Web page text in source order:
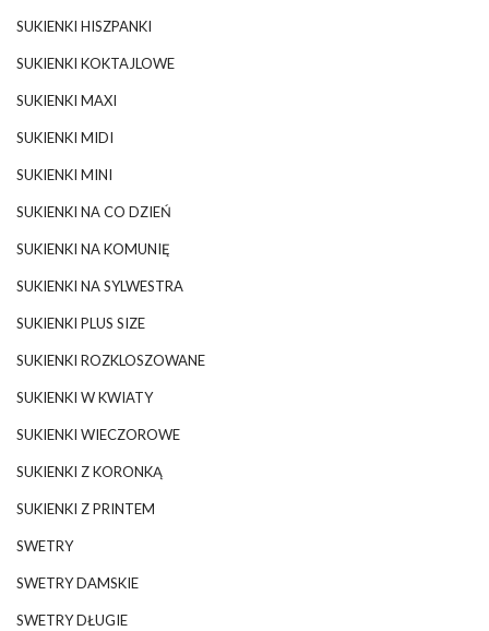
SUKIENKI HISZPANKI
SUKIENKI KOKTAJLOWE
SUKIENKI MAXI
SUKIENKI MIDI
SUKIENKI MINI
SUKIENKI NA CO DZIEŃ
SUKIENKI NA KOMUNIĘ
SUKIENKI NA SYLWESTRA
SUKIENKI PLUS SIZE
SUKIENKI ROZKLOSZOWANE
SUKIENKI W KWIATY
SUKIENKI WIECZOROWE
SUKIENKI Z KORONKĄ
SUKIENKI Z PRINTEM
SWETRY
SWETRY DAMSKIE
SWETRY DŁUGIE